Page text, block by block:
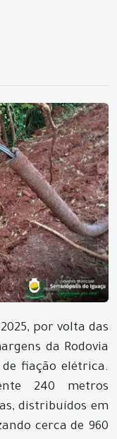
por volta das
da Rodovia
fiação elétrica.
240 metros
distribuídos em
cerca de 960